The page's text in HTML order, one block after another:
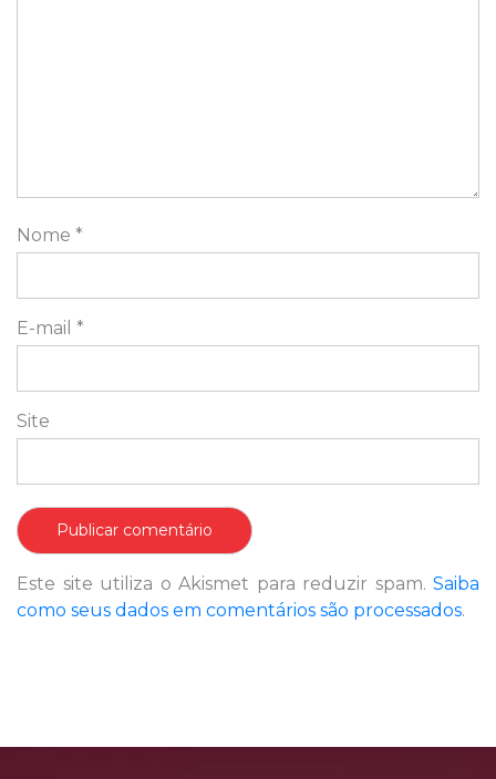
Nome *
E-mail *
Site
Este site utiliza o Akismet para reduzir spam. Saiba
como seus dados em comentários são processados.